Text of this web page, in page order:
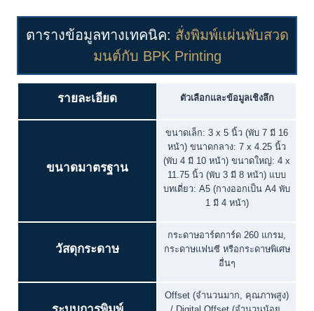
ตารางข้อมูลทางเทคนิค: สั่งพิมพ์แผ่นพับสวด
มนต์กับ BPK Printing
รายละเอียด ตัวเลือกและข้อมูลเชิงลึก
ขนาดมาตรฐาน
ขนาดเล็ก: 3 x 5 นิ้ว (พับ 7 มี 16
หน้า) ขนาดกลาง: 7 x 4.25 นิ้ว
(พับ 4 มี 10 หน้า) ขนาดใหญ่: 4 x
11.75 นิ้ว (พับ 3 มี 8 หน้า) แบบ
บทเดี่ยว: A5 (กางออกเป็น A4 พับ
1 มี 4 หน้า)
วัสดุกระดาษ
กระดาษอาร์ตการ์ด 260 แกรม,
กระดาษแฟนซี หรือกระดาษพิเศษ
อื่นๆ
Offset (จำนวนมาก, คุณภาพสูง)